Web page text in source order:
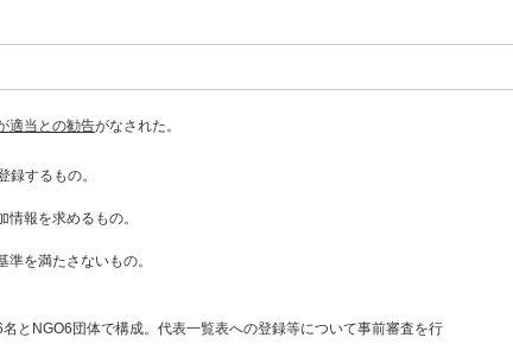
適当との勧告がなされた。
録するもの。
情報を求めるもの。
準を満たさないもの。
とNGO6団体で構成。代表一覧表への登録等について事前審査を行